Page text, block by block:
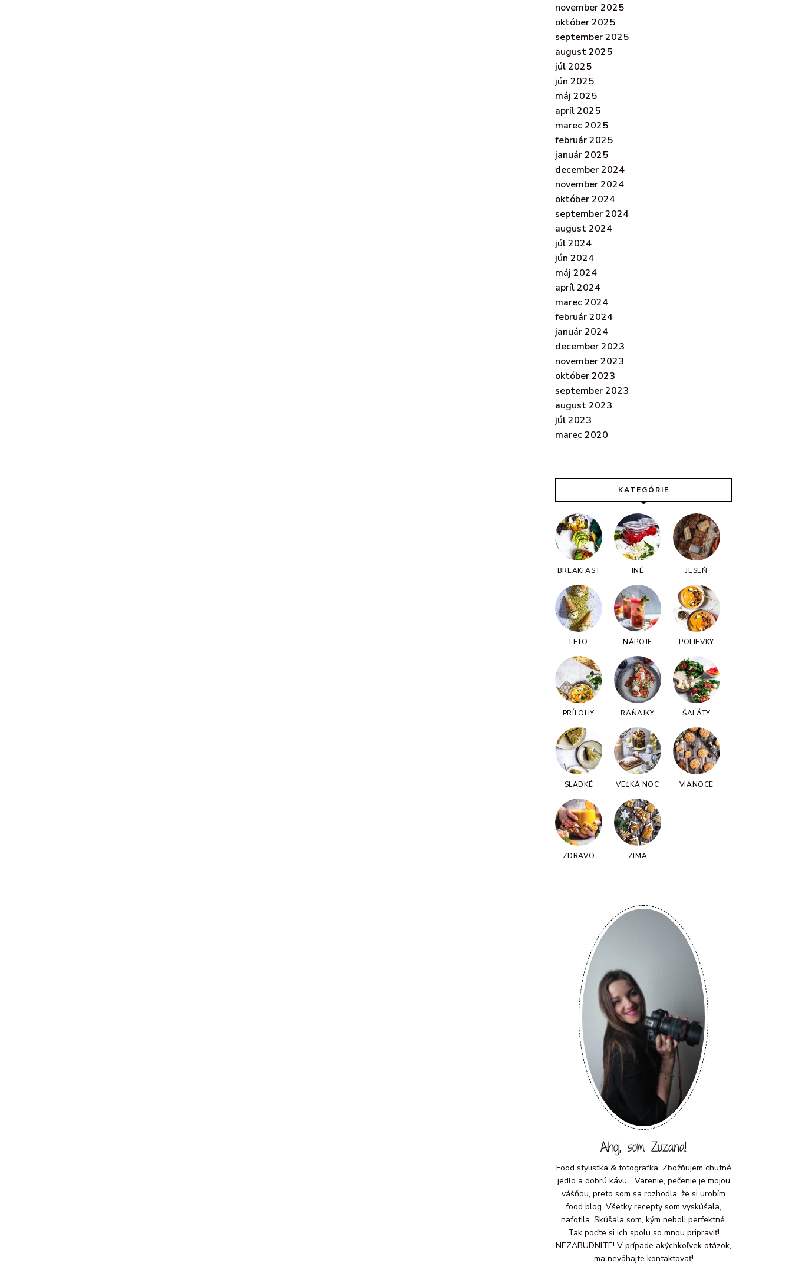
november 2025
október 2025
september 2025
august 2025
júl 2025
jún 2025
máj 2025
apríl 2025
marec 2025
február 2025
január 2025
december 2024
november 2024
október 2024
september 2024
august 2024
júl 2024
jún 2024
máj 2024
apríl 2024
marec 2024
február 2024
január 2024
december 2023
november 2023
október 2023
september 2023
august 2023
júl 2023
marec 2020
KATEGÓRIE
BREAKFAST INÉ JESEŇ
LETO NÁPOJE POLIEVKY
PRÍLOHY RAŇAJKY ŠALÁTY
SLADKÉ VEĽKÁ NOC VIANOCE
ZDRAVO ZIMA
Ahoj, som Zuzana!
Food stylistka & fotografka. Zbožňujem chutné
jedlo a dobrú kávu... Varenie, pečenie je mojou
vášňou, preto som sa rozhodla, že si urobím
food blog. Všetky recepty som vyskúšala,
nafotila. Skúšala som, kým neboli perfektné.
Tak poďte si ich spolu so mnou pripraviť!
NEZABUDNITE! V prípade akýchkoľvek otázok,
ma neváhajte kontaktovať!